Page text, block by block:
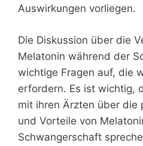
Auswirkungen vorliegen.
Die Diskussion über die
Melatonin während der
wichtige Fragen auf, die
erfordern. Es ist wichtig,
mit ihren Ärzten über die
und Vorteile von
Schwangerschaft